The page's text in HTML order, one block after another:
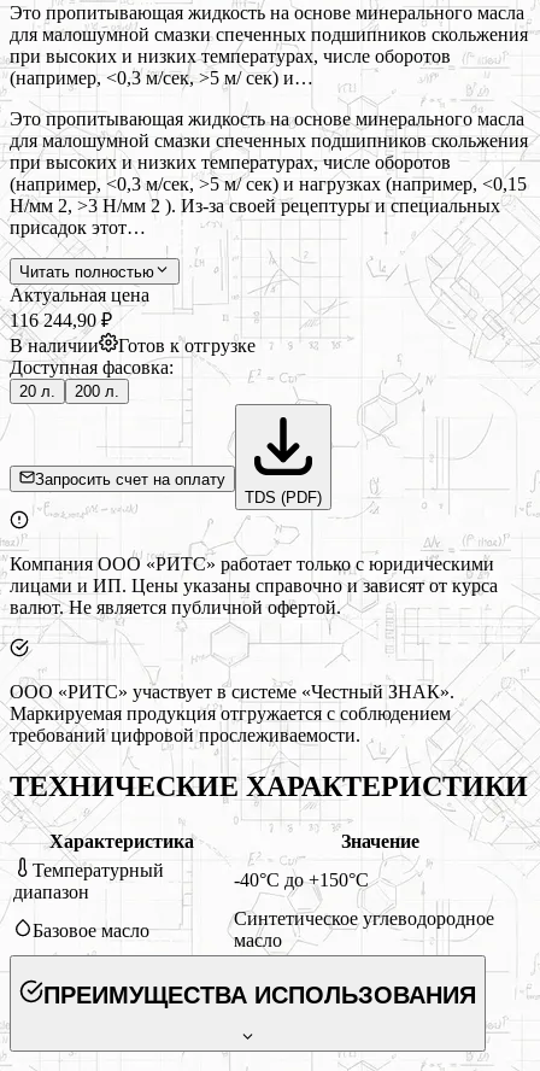
Это пропитывающая жидкость на основе минерального масла
для малошумной смазки спеченных подшипников скольжения
при высоких и низких температурах, числе оборотов
(например, <0,3 м/сек, >5 м/ сек) и…
Это пропитывающая жидкость на основе минерального масла
для малошумной смазки спеченных подшипников скольжения
при высоких и низких температурах, числе оборотов
(например, <0,3 м/сек, >5 м/ сек) и нагрузках (например, <0,15
Н/мм 2, >3 Н/мм 2 ). Из-за своей рецептуры и специальных
присадок этот…
Читать полностью
Актуальная цена
116 244,90 ₽
В наличии
Готов к отгрузке
Доступная фасовка:
20 л. 200 л.
Запросить счет на оплату
TDS (PDF)
Компания ООО «РИТС» работает только с юридическими
лицами и ИП. Цены указаны справочно и зависят от курса
валют. Не является публичной офертой.
ООО «РИТС» участвует в системе «Честный ЗНАК».
Маркируемая продукция отгружается с соблюдением
требований цифровой прослеживаемости.
ТЕХНИЧЕСКИЕ ХАРАКТЕРИСТИКИ
Характеристика
Значение
Температурный
диапазон
-40°C до +150°C
Базовое масло
Синтетическое углеводородное
масло
ПРЕИМУЩЕСТВА ИСПОЛЬЗОВАНИЯ